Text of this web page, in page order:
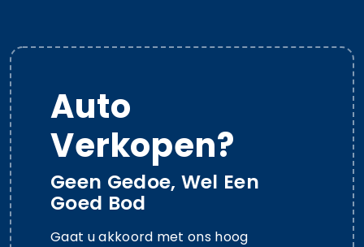
Auto
Verkopen?
Geen Gedoe, Wel Een
Goed Bod
Gaat u akkoord met ons hoog